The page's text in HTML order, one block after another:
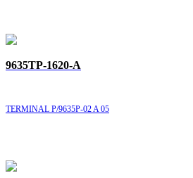
9635TP-1620-A
TERMINAL P/9635P-02 A 05